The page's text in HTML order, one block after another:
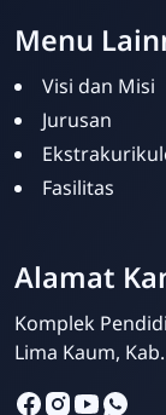
Menu
Visi dan Misi
Jurusan
Fasilitas
Alamat
Komplek
Lima Kaum,